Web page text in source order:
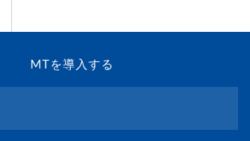
MTを導入する